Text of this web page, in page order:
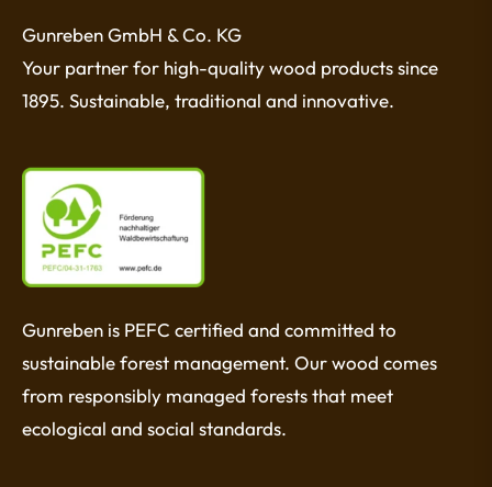
Gunreben GmbH & Co. KG
Your partner for high-quality wood products since
1895. Sustainable, traditional and innovative.
Gunreben is PEFC certified and committed to
sustainable forest management. Our wood comes
from responsibly managed forests that meet
ecological and social standards.